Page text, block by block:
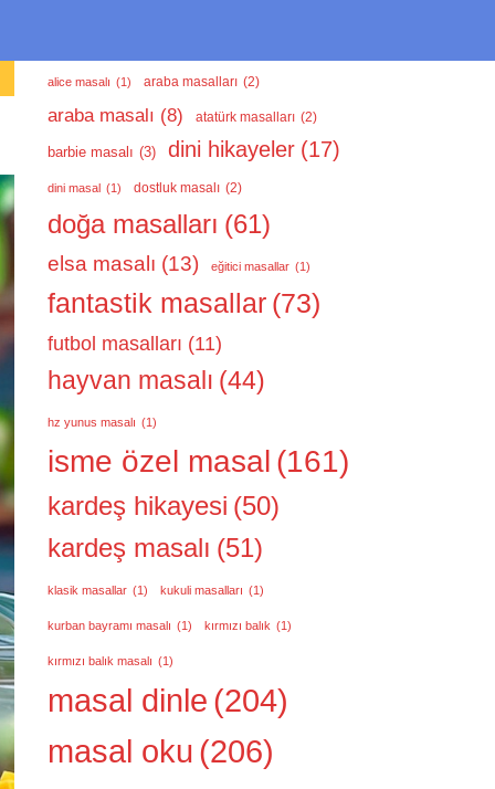
alice masalı (1) araba masalları (2)
araba masalı (8) atatürk masalları (2)
barbie masalı (3) dini hikayeler (17)
dini masal (1) dostluk masalı (2)
doğa masalları (61)
elsa masalı (13) eğitici masallar (1)
fantastik masallar (73)
futbol masalları (11)
hayvan masalı (44)
hz yunus masalı (1)
isme özel masal (161)
kardeş hikayesi (50)
kardeş masalı (51)
klasik masallar (1) kukuli masalları (1)
kurban bayramı masalı (1) kırmızı balık (1)
kırmızı balık masalı (1)
masal dinle (204)
masal oku (206)